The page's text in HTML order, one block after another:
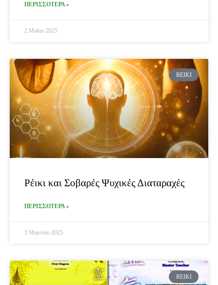
ΠΕΡΙΣΣΟΤΕΡΑ »
2 Μαΐου 2025
REIKI
Ρέικι και Σοβαρές Ψυχικές Διαταραχές
ΠΕΡΙΣΣΟΤΕΡΑ »
3 Μαρτίου 2025
REIKI